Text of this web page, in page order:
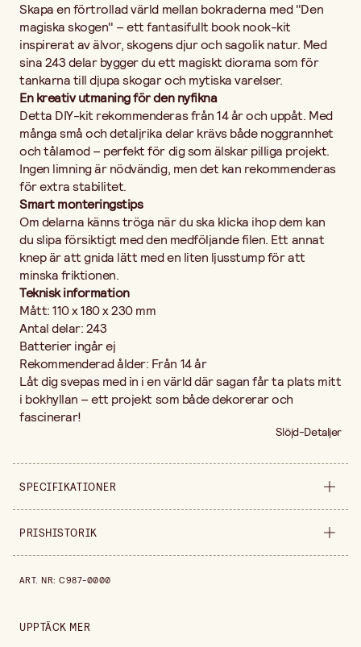
Rekommenderad ålder: Från 14 år
Låt dig svepas med in i en värld där sagan får ta plats mitt i
bokhyllan – ett projekt som både dekorerar och fascinerar!
Skapa en förtrollad värld mellan bokraderna med "Den
magiska skogen" – ett fantasifullt book nook-kit
inspirerat av älvor, skogens djur och sagolik natur. Med
sina 243 delar bygger du ett magiskt diorama som för
tankarna till djupa skogar och mytiska varelser.
En kreativ utmaning för den nyfikna
Detta DIY-kit rekommenderas från 14 år och uppåt. Med
många små och detaljrika delar krävs både noggrannhet
och tålamod – perfekt för dig som älskar pilliga projekt.
Ingen limning är nödvändig, men det kan rekommenderas
för extra stabilitet.
Smart monteringstips
Om delarna känns tröga när du ska klicka ihop dem kan
du slipa försiktigt med den medföljande filen. Ett annat
knep är att gnida lätt med en liten ljusstump för att
minska friktionen.
Teknisk information
Mått: 110 x 180 x 230 mm
Antal delar: 243
Batterier ingår ej
Rekommenderad ålder: Från 14 år
Låt dig svepas med in i en värld där sagan får ta plats mitt
i bokhyllan – ett projekt som både dekorerar och
fascinerar!
Slöjd-Detaljer
SPECIFIKATIONER
Säljs i styck
Längd
PRISHISTORIK
ART. NR:C987-0000
UPPTÄCK MER